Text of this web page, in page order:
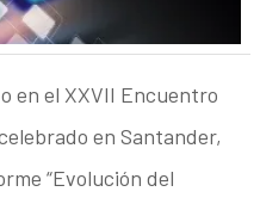
en el XXVII Encuentro
en Santander,
“Evolución del